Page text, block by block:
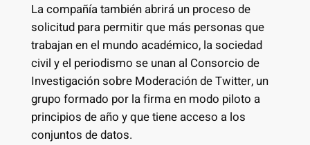
La compañía también abrirá un proceso de
solicitud para permitir que más personas que
trabajan en el mundo académico, la sociedad
civil y el periodismo se unan al Consorcio de
Investigación sobre Moderación de Twitter, un
grupo formado por la firma en modo piloto a
principios de año y que tiene acceso a los
conjuntos de datos.